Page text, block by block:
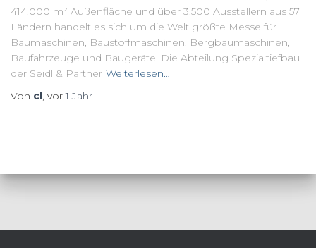
414.000 m² Außenfläche und über 3.500 Ausstellern aus 57
Ländern handelt es sich um die Welt größte Messe für
Baumaschinen, Baustoffmaschinen, Bergbaumaschinen,
Baufahrzeuge und Baugeräte. Die Abteilung Spezialtiefbau
der Seidl & Partner Weiterlesen…
Von cl, vor1 Jahr